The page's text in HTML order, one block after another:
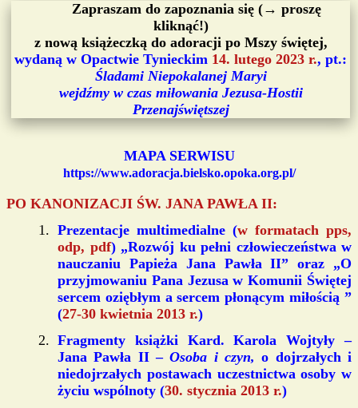
Zapraszam do zapoznania się (→ proszę
kliknąć!)
z nową książeczką do adoracji po Mszy świętej,
wydaną w Opactwie Tynieckim 14. lutego 2023 r., pt.:
Śladami Niepokalanej Maryi
wejdźmy w czas miłowania Jezusa-Hostii
Przenajświętszej
MAPA SERWISU
https://www.adoracja.bielsko.opoka.org.pl/
PO KANONIZACJI ŚW. JANA PAWŁA II:
Prezentacje multimedialne (w formatach pps,
odp, pdf) „Rozwój ku pełni człowieczeństwa w
nauczaniu Papieża Jana Pawła II” oraz „O
przyjmowaniu Pana Jezusa w Komunii Świętej
sercem oziębłym a sercem płonącym miłością ”
(27-30 kwietnia 2013 r.)
Fragmenty książki Kard. Karola Wojtyły –
Jana Pawła II –Osoba i czyn,o dojrzałych i
niedojrzałych postawach uczestnictwa osoby w
życiu wspólnoty (30. stycznia 2013 r.)